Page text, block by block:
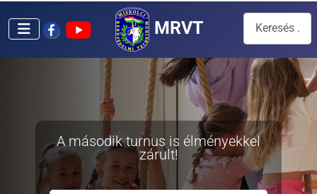
MRVT Keresés...
A második turnus is élményekkel
zárult!